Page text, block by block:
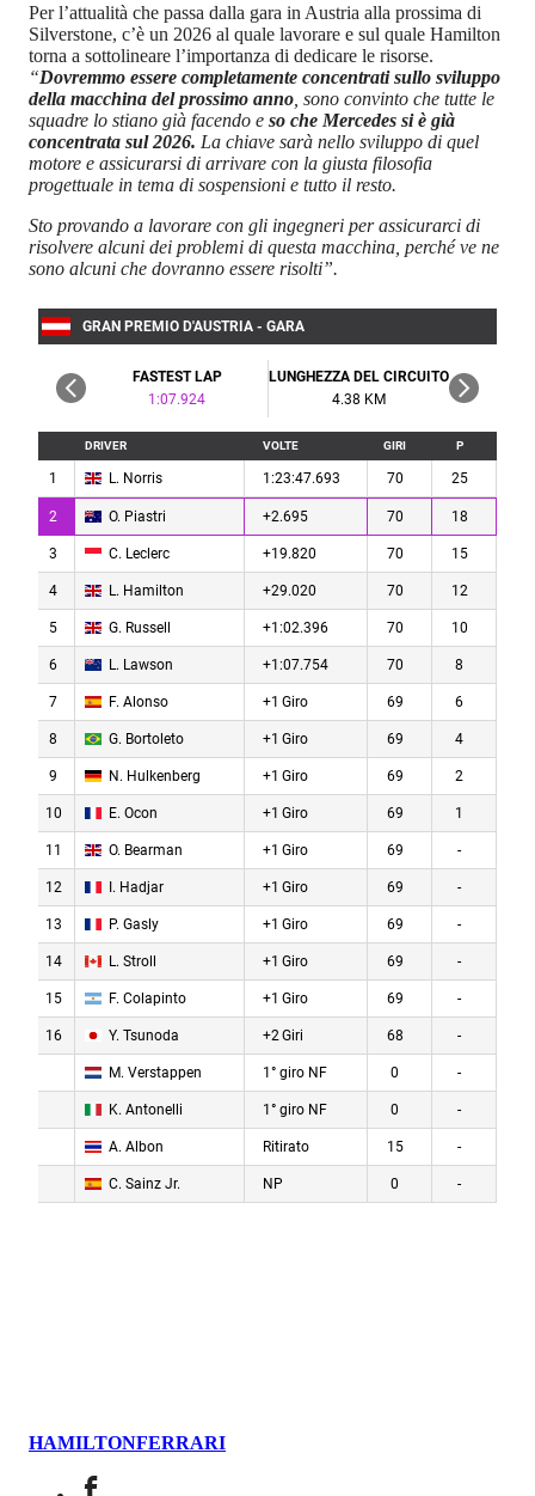
Per l’attualità che passa dalla gara in Austria alla prossima di
Silverstone, c’è un 2026 al quale lavorare e sul quale Hamilton
torna a sottolineare l’importanza di dedicare le risorse.
“Dovremmo essere completamente concentrati sullo sviluppo
della macchina del prossimo anno , sono convinto che tutte le
squadre lo stiano già facendo e so che Mercedes si è già
concentrata sul 2026. La chiave sarà nello sviluppo di quel
motore e assicurarsi di arrivare con la giusta filosofia
progettuale in tema di sospensioni e tutto il resto.
Sto provando a lavorare con gli ingegneri per assicurarci di
risolvere alcuni dei problemi di questa macchina, perché ve ne
sono alcuni che dovranno essere risolti”.
HAMILTONFERRARI